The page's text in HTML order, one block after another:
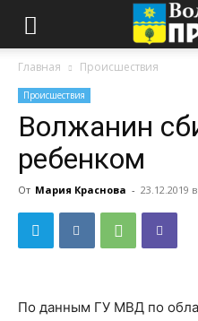
Главная Происшествия
Происшествия
Волжанин
ребенком
От Мария Краснова - 23.12.2019
По данным ГУ МВД по